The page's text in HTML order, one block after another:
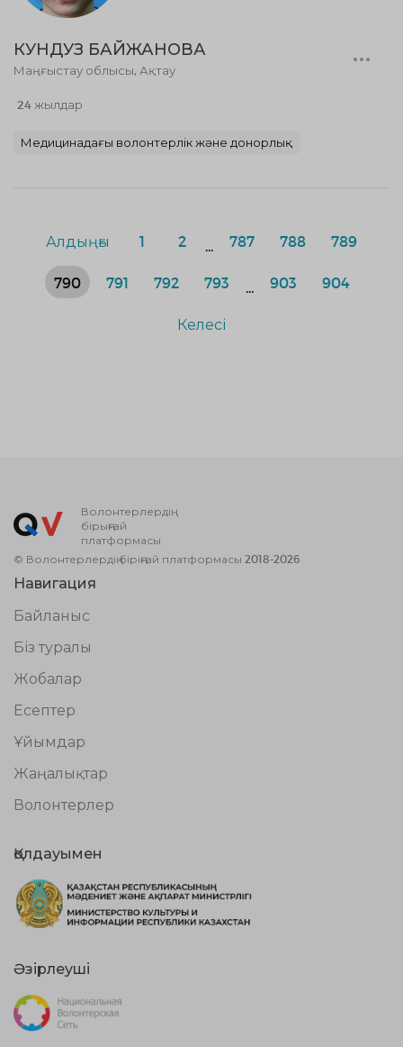
КУНДУЗ БАЙЖАНОВА
Маңғыстау облысы, Ақтау
24 жылдар
Медицинадағы волонтерлік және донорлық
Алдыңғы 1 2 787 788 789
790 791 792 793 903 904
Келесі
Волонтерлердің
бірыңғай
платформасы
© Волонтерлердің біріңғай платформасы 2018-2026
Навигация
Байланыс
Біз туралы
Жобалар
Есептер
Ұйымдар
Жаңалықтар
Волонтерлер
Қолдауымен
Әзірлеуші